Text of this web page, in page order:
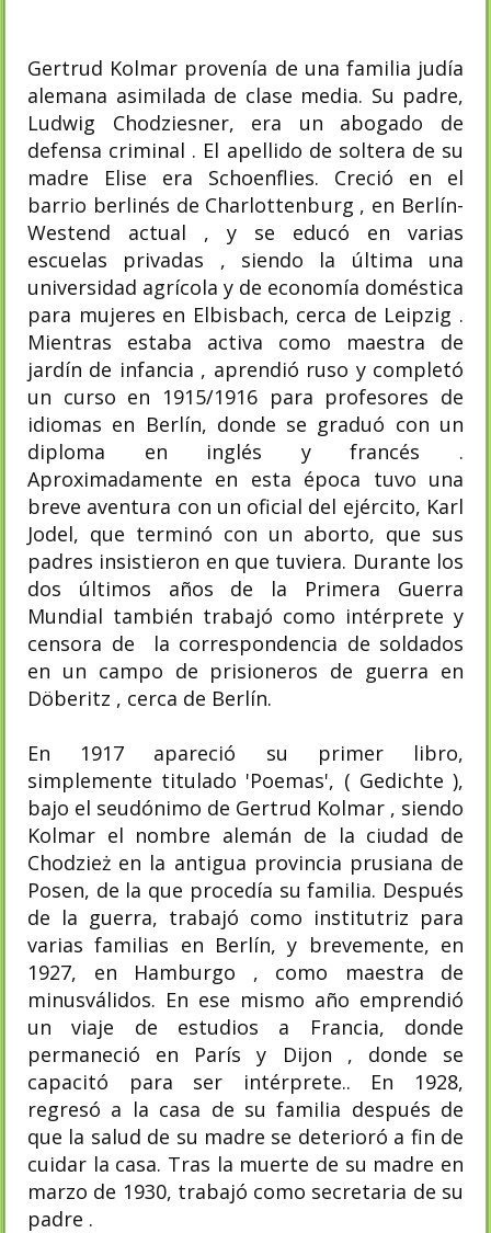
Gertrud Kolmar provenía de una familia judía
alemana asimilada de clase media. Su padre,
Ludwig Chodziesner, era un abogado de
defensa criminal . El apellido de soltera de su
madre Elise era Schoenflies. Creció en el
barrio berlinés de Charlottenburg , en Berlín-
Westend actual , y se educó en varias
escuelas privadas , siendo la última una
universidad agrícola y de economía doméstica
para mujeres en Elbisbach, cerca de Leipzig .
Mientras estaba activa como maestra de
jardín de infancia , aprendió ruso y completó
un curso en 1915/1916 para profesores de
idiomas en Berlín, donde se graduó con un
diploma en inglés y francés .
Aproximadamente en esta época tuvo una
breve aventura con un oficial del ejército, Karl
Jodel, que terminó con un aborto, que sus
padres insistieron en que tuviera. Durante los
dos últimos años de la Primera Guerra
Mundial también trabajó como intérprete y
censora de la correspondencia de soldados
en un campo de prisioneros de guerra en
Döberitz , cerca de Berlín.
En 1917 apareció su primer libro,
simplemente titulado 'Poemas', ( Gedichte ),
bajo el seudónimo de Gertrud Kolmar , siendo
Kolmar el nombre alemán de la ciudad de
Chodzież en la antigua provincia prusiana de
Posen, de la que procedía su familia. Después
de la guerra, trabajó como institutriz para
varias familias en Berlín, y brevemente, en
1927, en Hamburgo , como maestra de
minusválidos. En ese mismo año emprendió
un viaje de estudios a Francia, donde
permaneció en París y Dijon , donde se
capacitó para ser intérprete.. En 1928,
regresó a la casa de su familia después de
que la salud de su madre se deterioró a fin de
cuidar la casa. Tras la muerte de su madre en
marzo de 1930, trabajó como secretaria de su
padre .